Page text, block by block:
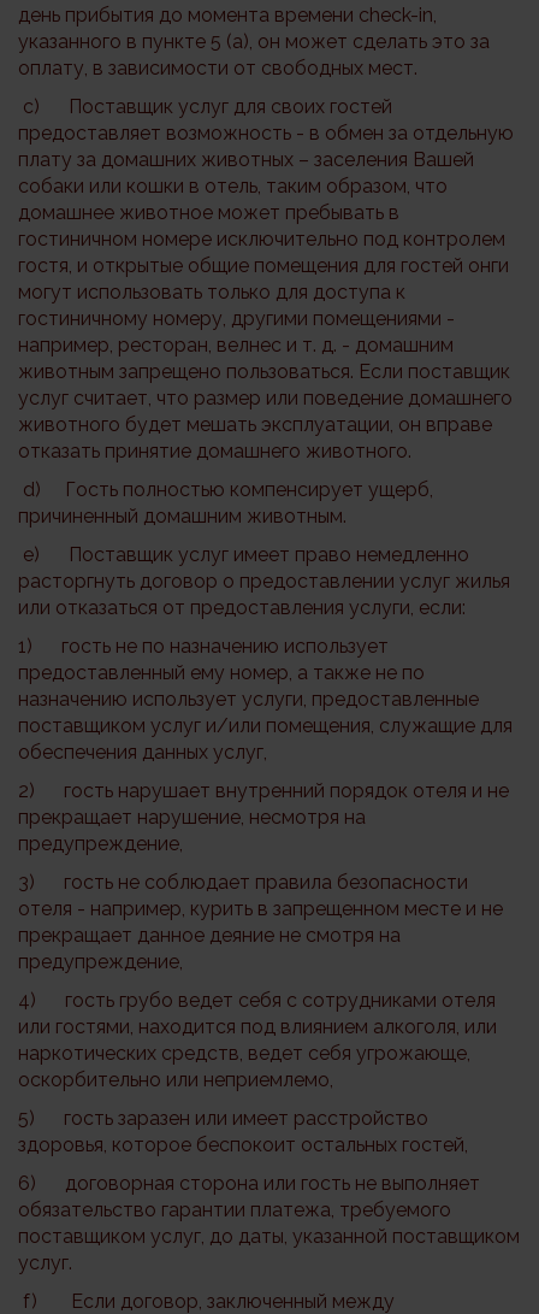
день прибытия до момента времени check-in,
указанного в пункте 5 (а), он может сделать это за
оплату, в зависимости от свободных мест.
c) Поставщик услуг для своих гостей
предоставляет возможность - в обмен за отдельную
плату за домашних животных – заселения Вашей
собаки или кошки в отель, таким образом, что
домашнее животное может пребывать в
гостиничном номере исключительно под контролем
гостя, и открытые общие помещения для гостей онги
могут использовать только для доступа к
гостиничному номеру, другими помещениями -
например, ресторан, велнес и т. д. - домашним
животным запрещено пользоваться. Если поставщик
услуг считает, что размер или поведение домашнего
животного будет мешать эксплуатации, он вправе
отказать принятие домашнего животного.
d) Гость полностью компенсирует ущерб,
причиненный домашним животным.
e) Поставщик услуг имеет право немедленно
расторгнуть договор о предоставлении услуг жилья
или отказаться от предоставления услуги, если:
1) гость не по назначению использует
предоставленный ему номер, а также не по
назначению использует услуги, предоставленные
поставщиком услуг и/или помещения, служащие для
обеспечения данных услуг,
2) гость нарушает внутренний порядок отеля и не
прекращает нарушение, несмотря на
предупреждение,
3) гость не соблюдает правила безопасности
отеля - например, курить в запрещенном месте и не
прекращает данное деяние не смотря на
предупреждение,
4) гость грубо ведет себя с сотрудниками отеля
или гостями, находится под влиянием алкоголя, или
наркотических средств, ведет себя угрожающе,
оскорбительно или неприемлемо,
5) гость заразен или имеет расстройство
здоровья, которое беспокоит остальных гостей,
6) договорная сторона или гость не выполняет
обязательство гарантии платежа, требуемого
поставщиком услуг, до даты, указанной поставщиком
услуг.
f) Если договор, заключенный между